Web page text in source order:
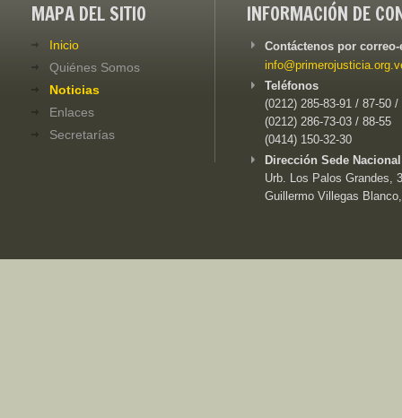
MAPA DEL SITIO
Inicio
Quiénes Somos
Noticias
Enlaces
Secretarías
INFORMACIÓN DE
Contáctenos por
Teléfonos
(0212) 285-83-91 / 87-50 /
(0212) 286-73-03 / 88-55
(0414) 150-32-30
Dirección Sede
Urb. Los Palos Grandes,
Guillermo Villegas